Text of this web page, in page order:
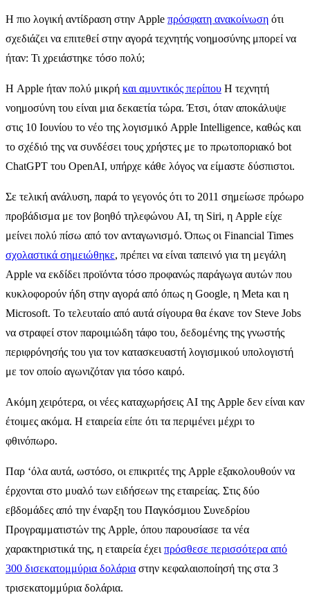
Η πιο λογική αντίδραση στην Apple πρόσφατη ανακοίνωση ότι
σχεδιάζει να επιτεθεί στην αγορά τεχνητής νοημοσύνης μπορεί να
ήταν: Τι χρειάστηκε τόσο πολύ;
Η Apple ήταν πολύ μικρή και αμυντικός περίπου Η τεχνητή
νοημοσύνη του είναι μια δεκαετία τώρα. Έτσι, όταν αποκάλυψε
στις 10 Ιουνίου το νέο της λογισμικό Apple Intelligence, καθώς και
το σχέδιό της να συνδέσει τους χρήστες με το πρωτοποριακό bot
ChatGPT του OpenAI, υπήρχε κάθε λόγος να είμαστε δύσπιστοι.
Σε τελική ανάλυση, παρά το γεγονός ότι το 2011 σημείωσε πρόωρο
προβάδισμα με τον βοηθό τηλεφώνου AI, τη Siri, η Apple είχε
μείνει πολύ πίσω από τον ανταγωνισμό. Όπως οι Financial Times
σχολαστικά σημειώθηκε, πρέπει να είναι ταπεινό για τη μεγάλη
Apple να εκδίδει προϊόντα τόσο προφανώς παράγωγα αυτών που
κυκλοφορούν ήδη στην αγορά από όπως η Google, η Meta και η
Microsoft. Το τελευταίο από αυτά σίγουρα θα έκανε τον Steve Jobs
να στραφεί στον παροιμιώδη τάφο του, δεδομένης της γνωστής
περιφρόνησής του για τον κατασκευαστή λογισμικού υπολογιστή
με τον οποίο αγωνιζόταν για τόσο καιρό.
Ακόμη χειρότερα, οι νέες καταχωρήσεις AI της Apple δεν είναι καν
έτοιμες ακόμα. Η εταιρεία είπε ότι τα περιμένει μέχρι το
φθινόπωρο.
Παρ ‘όλα αυτά, ωστόσο, οι επικριτές της Apple εξακολουθούν να
έρχονται στο μυαλό των ειδήσεων της εταιρείας. Στις δύο
εβδομάδες από την έναρξη του Παγκόσμιου Συνεδρίου
Προγραμματιστών της Apple, όπου παρουσίασε τα νέα
χαρακτηριστικά της, η εταιρεία έχει πρόσθεσε περισσότερα από
300 δισεκατομμύρια δολάρια στην κεφαλαιοποίησή της στα 3
τρισεκατομμύρια δολάρια.